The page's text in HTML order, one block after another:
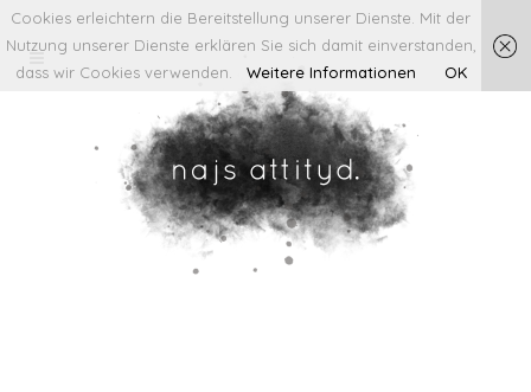
Cookies erleichtern die Bereitstellung unserer Dienste. Mit der
Nutzung unserer Dienste erklären Sie sich damit einverstanden,
dass wir Cookies verwenden.
Weitere Informationen OK